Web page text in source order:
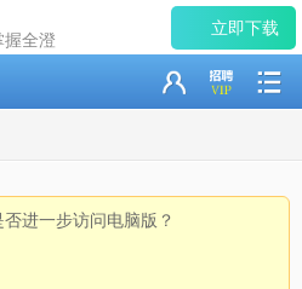
全澄
立即下载
进一步访问电脑版？